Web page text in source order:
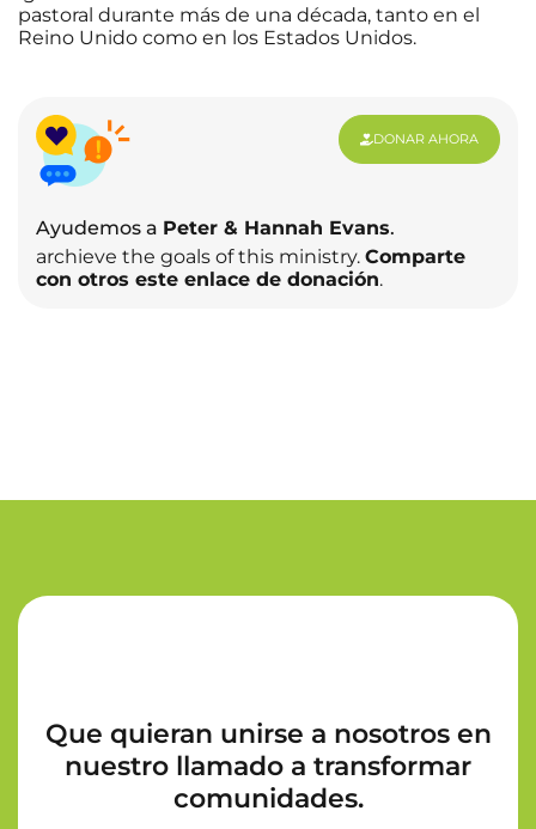
Ayudemos a Peter & Hannah Evans.
archieve the goals of this ministry. Comparte
con otros este enlace de donación.
DONAR AHORA
pastoral durante más de una década, tanto en el
Reino Unido como en los Estados Unidos.
Que quieran unirse a nosotros en
nuestro llamado a transformar
comunidades.